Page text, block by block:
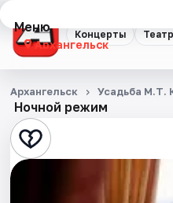
Концерты Театр
Меню
Архангельск
Концерты
Театр
Стендап
Ночной режим
Архангельск Усадьба М.Т.